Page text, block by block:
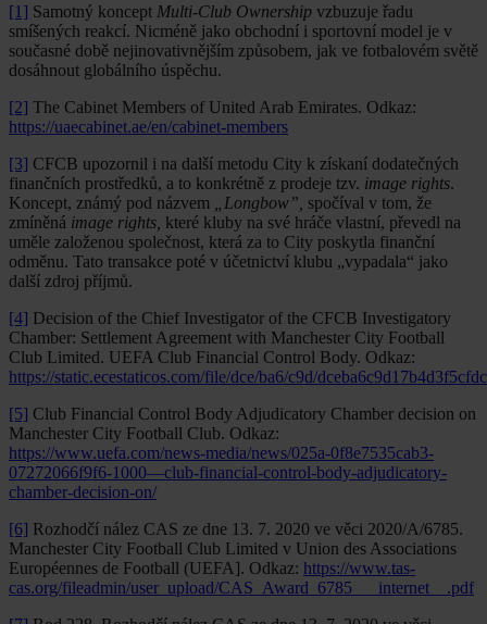
[1] Samotný koncept Multi-Club Ownership vzbuzuje řadu
smíšených reakcí. Nicméně jako obchodní i sportovní model je v
současné době nejinovativnějším způsobem, jak ve fotbalovém světě
dosáhnout globálního úspěchu.
[2] The Cabinet Members of United Arab Emirates. Odkaz:
https://uaecabinet.ae/en/cabinet-members
[3] CFCB upozornil i na další metodu City k získaní dodatečných
finančních prostředků, a to konkrétně z prodeje tzv. image rights.
Koncept, známý pod názvem
„Longbow”, spočíval v tom, že
zmíněná image rights, které kluby na své hráče vlastní, převedl na
uměle založenou společnost, která za to City poskytla finanční
odměnu. Tato transakce poté v účetnictví klubu „vypadala“ jako
další zdroj příjmů.
[4] Decision of the Chief Investigator of the CFCB Investigatory
Chamber: Settlement Agreement with Manchester City Football
Club Limited. UEFA Club Financial Control Body. Odkaz:
https://static.ecestaticos.com/file/dce/ba6/c9d/
[5] Club Financial Control Body Adjudicatory Chamber decision on
Manchester City Football Club. Odkaz:
https://www.uefa.com/news-media/news/025a-0f8e7535cab3-
07272066f9f6-1000—club-financial-control-body-adjudicatory-
chamber-decision-on/
[6] Rozhodčí nález CAS ze dne 13. 7. 2020 ve věci 2020/A/6785.
Manchester City Football Club Limited v Union des Associations
Européennes de Football (UEFA]. Odkaz: https://www.tas-
cas.org/fileadmin/user_upload/CAS_Award_6785___internet__.pdf